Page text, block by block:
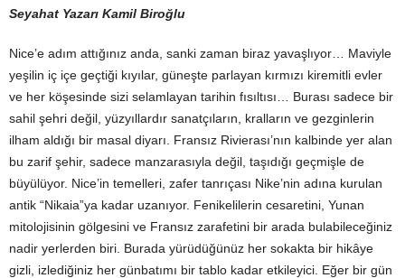
Seyahat Yazarı Kamil Biroğlu
Nice’e adım attığınız anda, sanki zaman biraz yavaşlıyor… Maviyle
yeşilin iç içe geçtiği kıyılar, güneşte parlayan kırmızı kiremitli evler
ve her köşesinde sizi selamlayan tarihin fısıltısı… Burası sadece bir
sahil şehri değil, yüzyıllardır sanatçıların, kralların ve gezginlerin
ilham aldığı bir masal diyarı. Fransız Rivierası’nın kalbinde yer alan
bu zarif şehir, sadece manzarasıyla değil, taşıdığı geçmişle de
büyülüyor. Nice’in temelleri, zafer tanrıçası Nike’nin adına kurulan
antik “Nikaia”ya kadar uzanıyor. Fenikelilerin cesaretini, Yunan
mitolojisinin gölgesini ve Fransız zarafetini bir arada bulabileceğiniz
nadir yerlerden biri. Burada yürüdüğünüz her sokakta bir hikâye
gizli, izlediğiniz her günbatımı bir tablo kadar etkileyici. Eğer bir gün